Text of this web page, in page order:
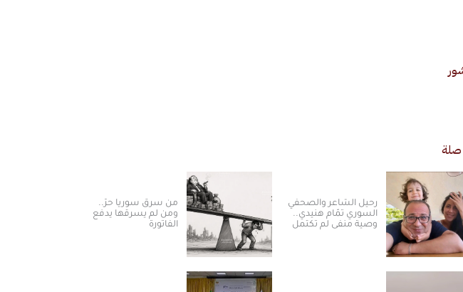
صلة
رحيل الشاعر والصحفي
السوري تمّام هنيدي..
وصية منفى لم تكتمل
من سرق سوريا حرّ..
ومن لم يسرقها يدفع
الفاتورة